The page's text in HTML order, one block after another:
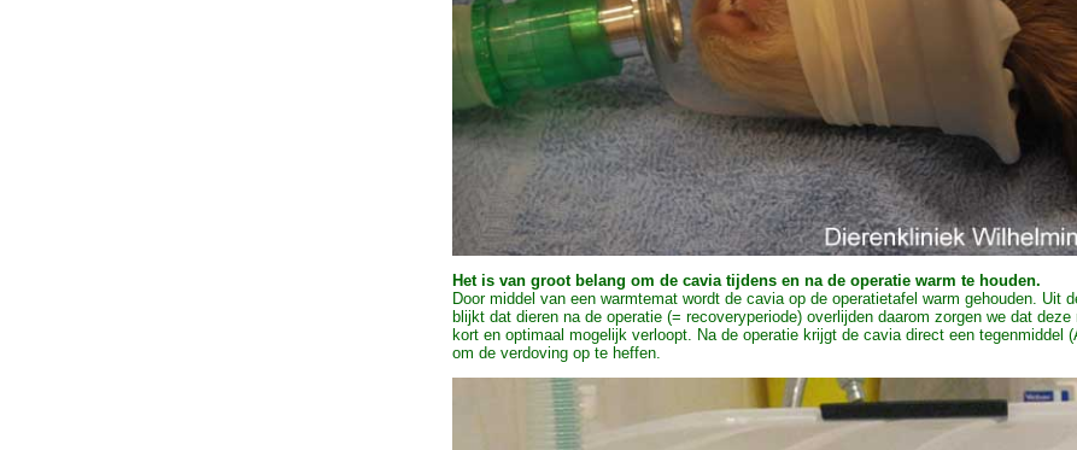
Het is van groot belang om de cavia tijdens en na de operatie warm te houden.
Door middel van een warmtemat wordt de cavia op de operatietafel warm gehouden. Uit
blijkt dat dieren na de operatie (= recoveryperiode) overlijden daarom zorgen we dat
kort en optimaal mogelijk verloopt. Na de operatie krijgt de cavia direct een tegenmiddel
om de verdoving op te heffen.